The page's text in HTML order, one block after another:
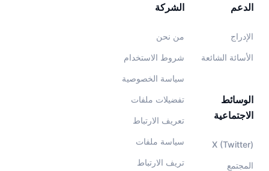
الشركة
من نحن
شروط الاستخدام
سياسة الخصوصية
تفضيلات ملفات
تعريف الارتباط
سياسة ملفات
تريف الارتباط
الدعم
الإدراج
الأسائة الشائعة
الوسائط
الاجتماعية
X (Twitter)
المجتمع